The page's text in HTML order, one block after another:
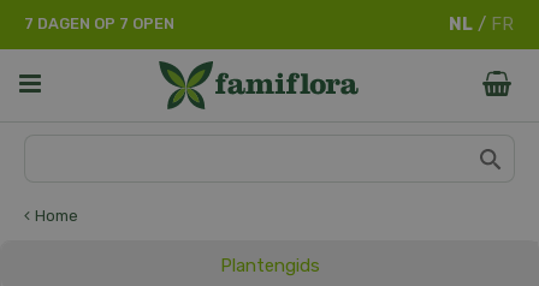
Home
7 DAGEN OP 7 OPEN
Plantengids